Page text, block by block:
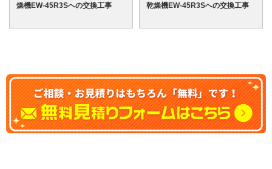
燥機EW-45R3Sへの交換工事
乾燥機EW-45R3Sへの交換工事